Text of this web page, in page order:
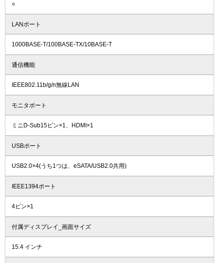
○
LANポート
1000BASE-T/100BASE-TX/10BASE-T
通信機能
IEEE802.11b/g/n無線LAN
モニタポート
ミニD-Sub15ピン×1、HDMI×1
USBポート
USB2.0×4(うち1つは、eSATA/USB2.0共用)
IEEE1394ポート
4ピン×1
付属ディスプレイ_画面サイズ
15.4 インチ